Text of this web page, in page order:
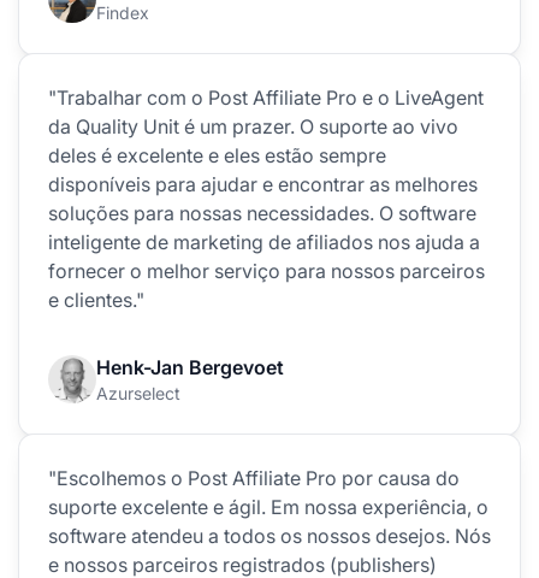
Findex
"Trabalhar com o Post Affiliate Pro e o LiveAgent
da Quality Unit é um prazer. O suporte ao vivo
deles é excelente e eles estão sempre
disponíveis para ajudar e encontrar as melhores
soluções para nossas necessidades. O software
inteligente de marketing de afiliados nos ajuda a
fornecer o melhor serviço para nossos parceiros
e clientes."
Henk-Jan Bergevoet
Azurselect
"Escolhemos o Post Affiliate Pro por causa do
suporte excelente e ágil. Em nossa experiência, o
software atendeu a todos os nossos desejos. Nós
e nossos parceiros registrados (publishers)